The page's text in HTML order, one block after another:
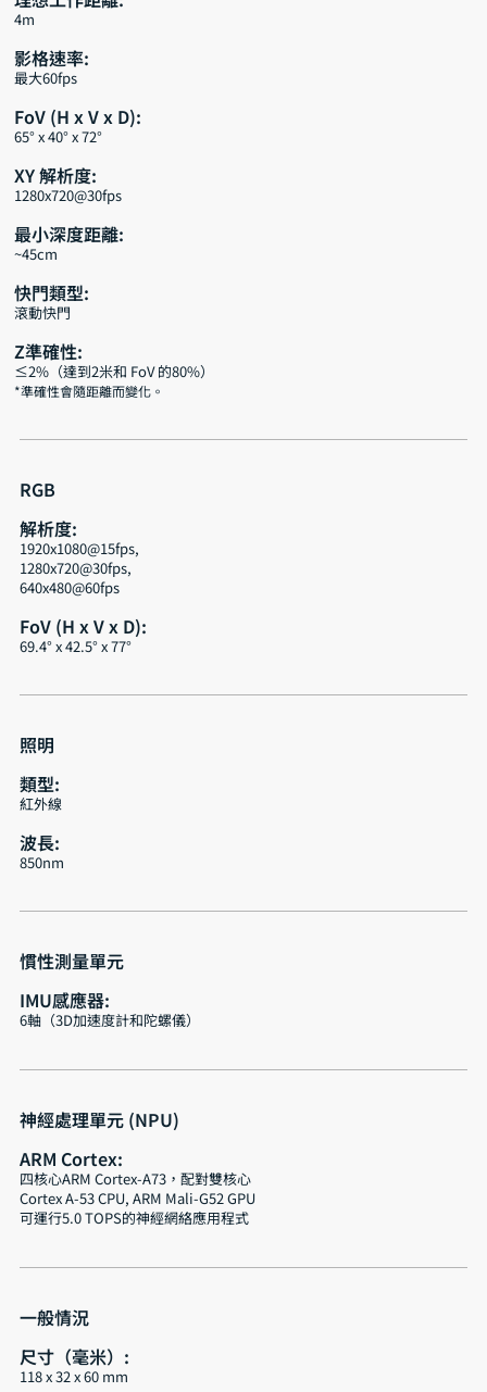
4m
影格速率:
最大60fps
FoV (H x V x D):
65° x 40° x 72°
XY 解析度:
1280x720@30fps
最小深度距離:
~45cm
快門類型:
滾動快門
Z準確性:
≤2%（達到2米和 FoV 的80%）
*準確性會隨距離而變化。
RGB
解析度:
1920x1080@15fps,
1280x720@30fps,
640x480@60fps
FoV (H x V x D):
69.4° x 42.5° x 77°
照明
類型:
紅外線
波長:
850nm
慣性測量單元
IMU感應器:
6軸（3D加速度計和陀螺儀）
神經處理單元 (NPU)
ARM Cortex:
四核心ARM Cortex-A73，配對雙核心
Cortex A-53 CPU, ARM Mali-G52 GPU
可運行5.0 TOPS的神經網絡應用程式
一般情況
尺寸（毫米）:
118 x 32 x 60 mm